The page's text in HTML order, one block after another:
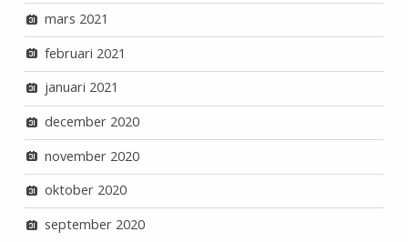
mars 2021
februari 2021
januari 2021
december 2020
november 2020
oktober 2020
september 2020